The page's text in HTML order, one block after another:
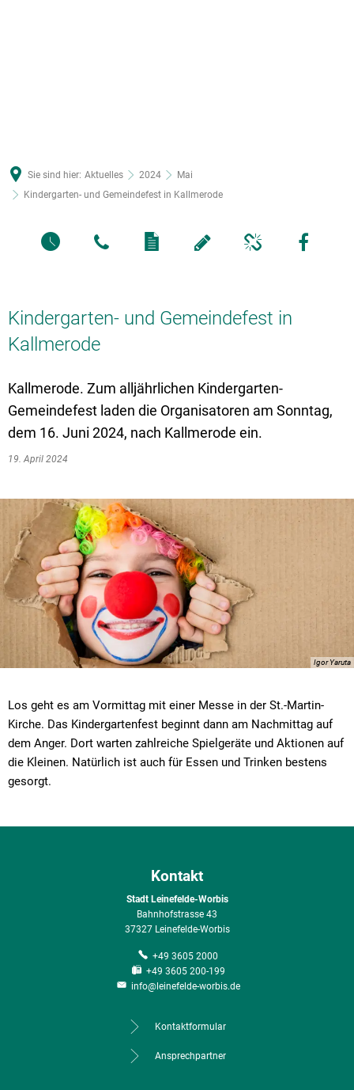
Sie sind hier: Aktuelles 2024
Mai
Kindergarten- und Gemeindefest in Kallmerode
Kindergarten- und Gemeindefest in
Kallmerode
Kallmerode. Zum alljährlichen Kindergarten-
Gemeindefest laden die Organisatoren am Sonntag,
dem 16. Juni 2024, nach Kallmerode ein.
19. April 2024
Igor Yaruta
Los geht es am Vormittag mit einer Messe in der St.-Martin-
Kirche. Das Kindergartenfest beginnt dann am Nachmittag auf
dem Anger. Dort warten zahlreiche Spielgeräte und Aktionen auf
die Kleinen. Natürlich ist auch für Essen und Trinken bestens
gesorgt.
Kontakt
Stadt Leinefelde-Worbis
Bahnhofstrasse 43
37327 Leinefelde-Worbis
+49 3605 2000
+49 3605 200-199
info@leinefelde-worbis.de
Kontaktformular
Ansprechpartner